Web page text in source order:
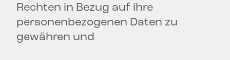
Rechten in Bezug auf ihre
personenbezogenen Daten zu
gewähren und